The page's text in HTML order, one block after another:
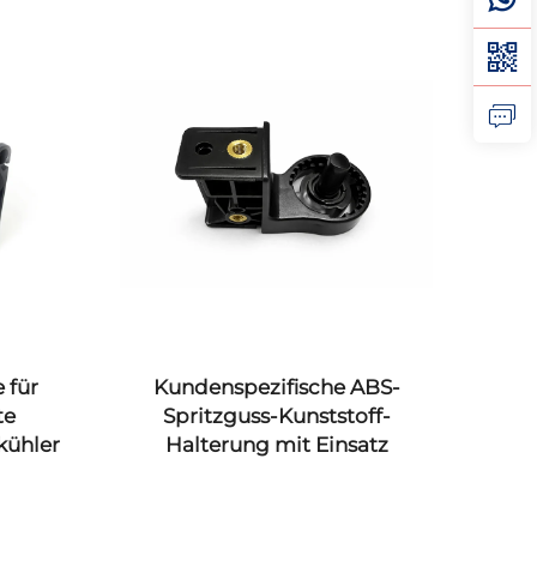
für
Kundenspezifische ABS-
Spritzguss-Kunststoff-
Halterung mit Einsatz